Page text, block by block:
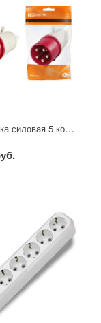
TDM Вилка силовая 5 контактов 16А 380В IP44